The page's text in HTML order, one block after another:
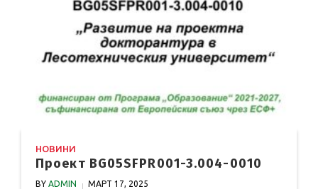
НОВИНИ
Проект BG05SFPR001-3.004-0010
BY ADMIN МАРТ 17, 2025